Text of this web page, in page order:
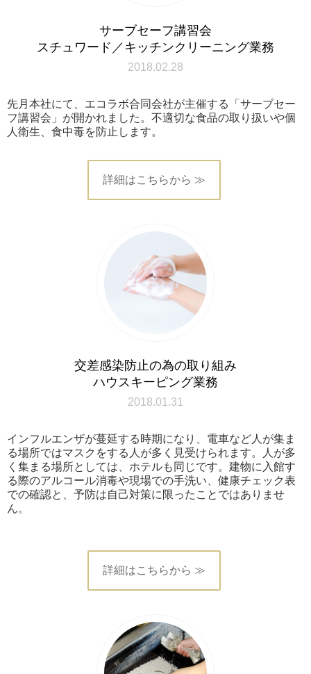
サーブセーフ講習会
スチュワード／キッチンクリーニング業務
2018.02.28
先月本社にて、エコラボ合同会社が主催する「サーブセー
フ講習会」が開かれました。不適切な食品の取り扱いや個
人衛生、食中毒を防止します。
詳細はこちらから ≫
交差感染防止の為の取り組み
ハウスキーピング業務
2018.01.31
インフルエンザが蔓延する時期になり、電車など人が集ま
る場所ではマスクをする人が多く見受けられます。人が多
く集まる場所としては、ホテルも同じです。建物に入館す
る際のアルコール消毒や現場での手洗い、健康チェック表
での確認と、予防は自己対策に限ったことではありませ
ん。
詳細はこちらから ≫